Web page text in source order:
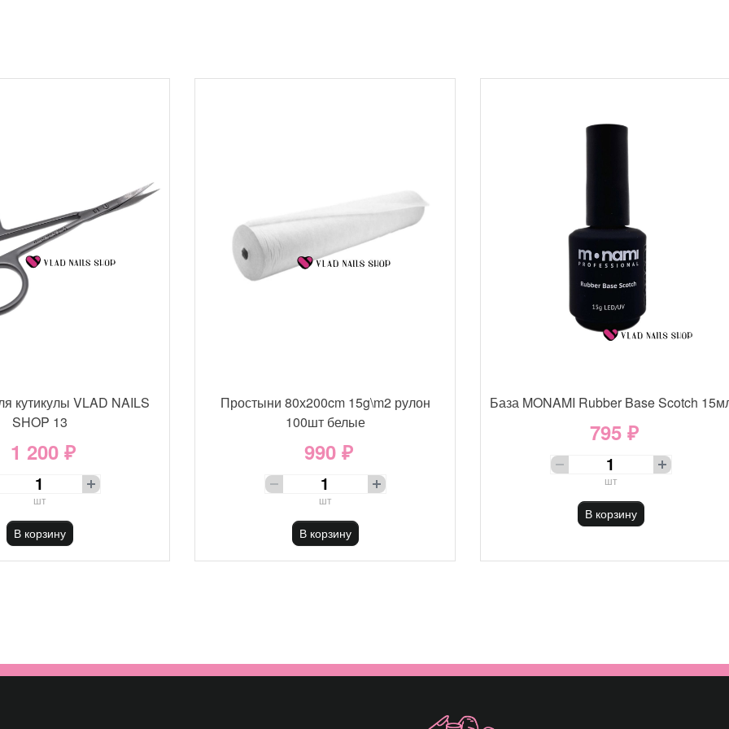
кутикулы VLAD NAILS
SHOP 13
1 200 ₽
шт
В корзину
Простыни 80х200cm 15g\m2 рулон
100шт белые
990 ₽
шт
В корзину
База MONAMI Rubber Base Scotch
795 ₽
шт
В корзину